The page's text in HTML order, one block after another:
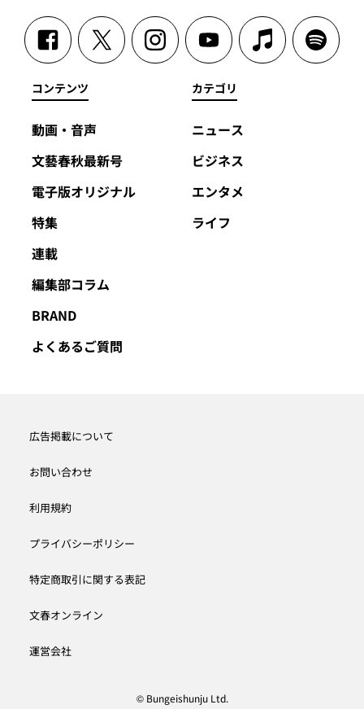
コンテンツ
動画・音声
文藝春秋最新号
電子版オリジナル
特集
連載
編集部コラム
BRAND
よくあるご質問
カテゴリ
ニュース
ビジネス
エンタメ
ライフ
広告掲載について
お問い合わせ
利用規約
プライバシーポリシー
特定商取引に関する表記
文春オンライン
運営会社
© Bungeishunju Ltd.